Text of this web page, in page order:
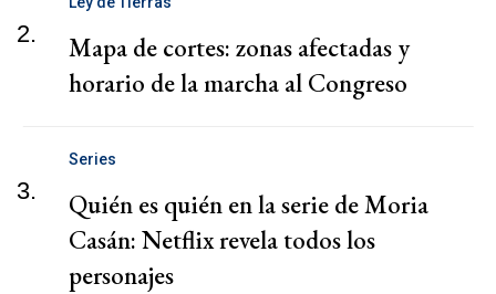
2.
Mapa de cortes: zonas afectadas y
horario de la marcha al Congreso
3.
Series
Quién es quién en la serie de Moria
Casán: Netflix revela todos los
personajes